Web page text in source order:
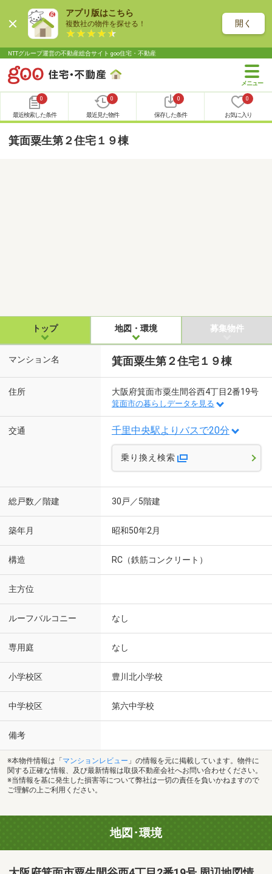
アプリ版はこちら
複数社の物件を探せる！ 開く
NTTグループ運営の不動産総合サイト goo住宅・不動産
0
最近検索した条件
0
最近見た物件
0
保存した条件
0
お気に入り
箕面粟生第２住宅１９棟
トップ 地図・環境 募集物件
マンション名 箕面粟生第２住宅１９棟
住所 大阪府箕面市粟生間谷西4丁目2番19号
箕面市の暮らしデータを見る
交通 千里中央駅よりバスで20分
乗り換え検索
総戸数／階建 30戸／5階建
築年月 昭和50年2月
構造 RC（鉄筋コンクリート）
主方位
ルーフバルコニー なし
専用庭 なし
小学校区 豊川北小学校
中学校区 第六中学校
備考
※本物件情報は「 マンションレビュー 」の情報を元に掲載しています。物件に
関する正確な情報、及び最新情報は取扱不動産会社へお問い合わせください。
※当情報を基に発生した損害等について弊社は一切の責任を負いかねますので
ご理解の上ご利用ください。
地図･環境